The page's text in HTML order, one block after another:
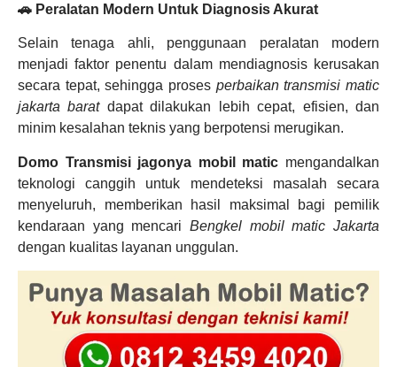
🚗 Peralatan Modern Untuk Diagnosis Akurat
Selain tenaga ahli, penggunaan peralatan modern
menjadi faktor penentu dalam mendiagnosis kerusakan
secara tepat, sehingga proses perbaikan transmisi matic
jakarta baratdapat dilakukan lebih cepat, efisien, dan
minim kesalahan teknis yang berpotensi merugikan.
Domo Transmisi jagonya mobil matic mengandalkan
teknologi canggih untuk mendeteksi masalah secara
menyeluruh, memberikan hasil maksimal bagi pemilik
kendaraan yang mencari Bengkel mobil matic Jakarta
dengan kualitas layanan unggulan.